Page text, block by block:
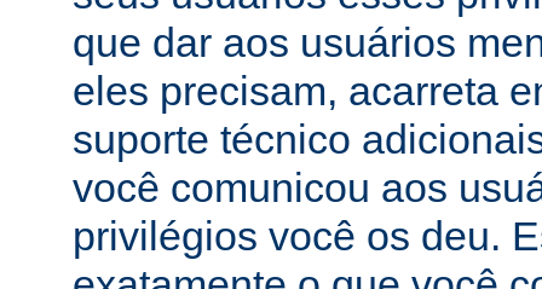
que dar aos usuários
eles precisam, acarreta
suporte técnico
você comunicou aos
privilégios você os deu.